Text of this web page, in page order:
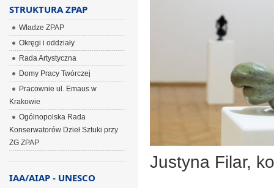
Justyna Filar,
STRUKTURA ZPAP
Władze ZPAP
Okręgi i oddziały
Rada Artystyczna
Domy Pracy Twórczej
Pracownie ul. Emaus w
Krakowie
Ogólnopolska Rada
Konserwatorów Dzieł Sztuki przy
ZG ZPAP
IAA/AIAP - UNESCO